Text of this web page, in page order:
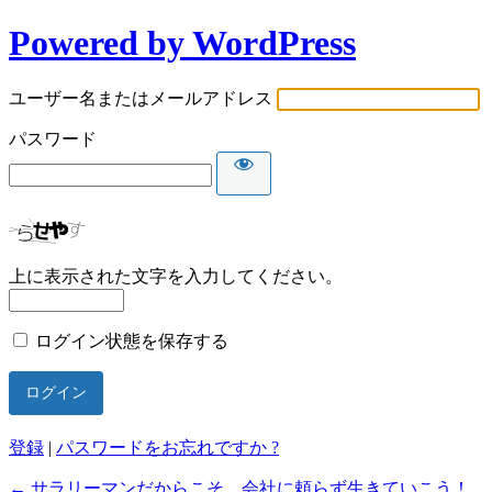
Powered by WordPress
ユーザー名またはメールアドレス
パスワード
上に表示された文字を入力してください。
ログイン状態を保存する
登録 | パスワードをお忘れですか ?
← サラリーマンだからこそ、会社に頼らず生きていこう！